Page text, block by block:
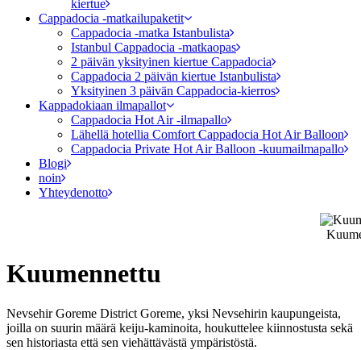
kiertue
Cappadocia -matkailupaketit
Cappadocia -matka Istanbulista
Istanbul Cappadocia -matkaopas
2 päivän yksityinen kiertue Cappadocia
Cappadocia 2 päivän kiertue Istanbulista
Yksityinen 3 päivän Cappadocia-kierros
Kappadokiaan ilmapallot
Cappadocia Hot Air -ilmapallo
Lähellä hotellia Comfort Cappadocia Hot Air Balloon
Cappadocia Private Hot Air Balloon -kuumailmapallo
Blogi
noin
Yhteydenotto
Kuumennettu
Nevsehir Goreme District Goreme, yksi Nevsehirin kaupungeista,
joilla on suurin määrä keiju-kaminoita, houkuttelee kiinnostusta sekä
sen historiasta että sen viehättävästä ympäristöstä.